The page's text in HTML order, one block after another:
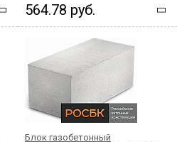
564.78 руб.
Блок газобетонный